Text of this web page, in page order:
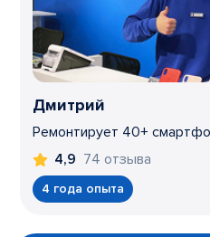
Дмитрий
Ремонтирует 40+
4,9 74 отзыва
4 года опыта